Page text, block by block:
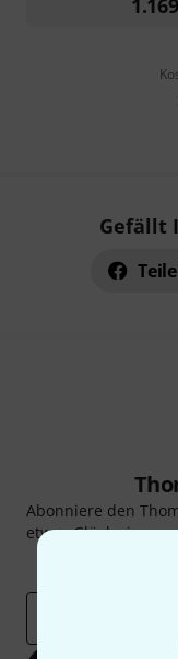
Gefällt
Abonniere den
etwas Glück einen